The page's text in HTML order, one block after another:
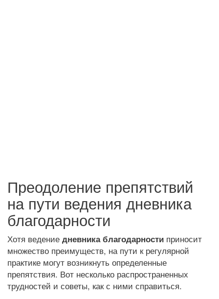
Преодоление препятствий
на пути ведения дневника
благодарности
Хотя ведение дневника благодарности приносит
множество преимуществ, на пути к регулярной
практике могут возникнуть определенные
препятствия. Вот несколько распространенных
трудностей и советы, как с ними справиться.